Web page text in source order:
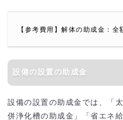
【参考費用】解体の助成金：
設備の設置の助成金
設備の設置の助成金では、「
併浄化槽の助成金」「省エネ